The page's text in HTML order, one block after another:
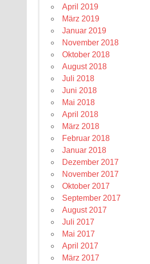
April 2019
März 2019
Januar 2019
November 2018
Oktober 2018
August 2018
Juli 2018
Juni 2018
Mai 2018
April 2018
März 2018
Februar 2018
Januar 2018
Dezember 2017
November 2017
Oktober 2017
September 2017
August 2017
Juli 2017
Mai 2017
April 2017
März 2017